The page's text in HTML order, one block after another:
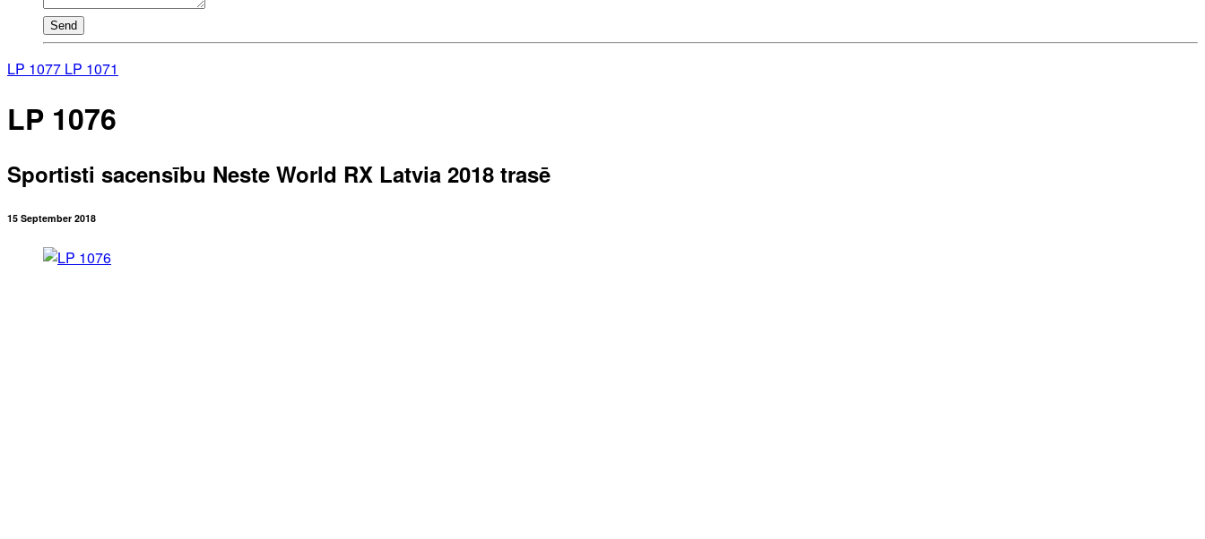
Send
LP 1077 LP 1071
LP 1076
Sportisti sacensību Neste World RX Latvia 2018 trasē
15 September 2018